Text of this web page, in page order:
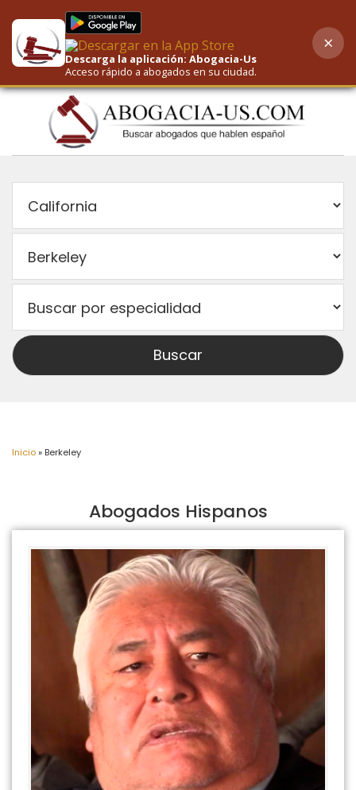
AI-Powered Search
Inicio» Berkeley
Abogados Hispanos
Descarga la aplicación: Abogacia-Us
Acceso rápido a abogados en su ciudad.
×